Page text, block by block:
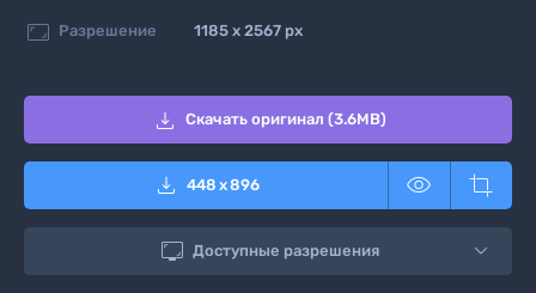
 Разрешение 1185 x 2567 px
 Скачать оригинал (3.6MB)
 448 x896  
 Доступные разрешения